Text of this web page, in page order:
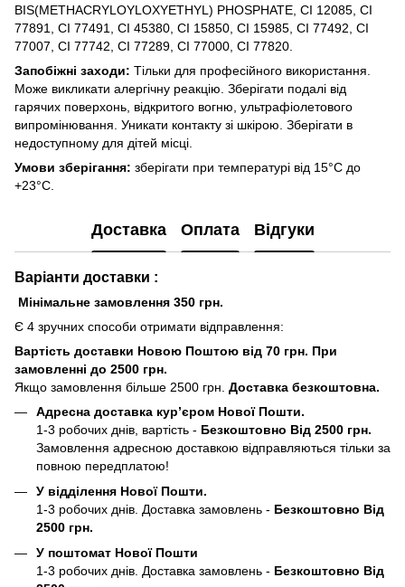
BIS(METHACRYLOYLOXYETHYL) PHOSPHATE, CI 12085, CI
77891, CI 77491, CI 45380, CI 15850, CI 15985, CI 77492, CI
77007, CI 77742, CI 77289, CI 77000, CI 77820.
Запобіжні заходи: Тільки для професійного використання.
Може викликати алергічну реакцію. Зберігати подалі від
гарячих поверхонь, відкритого вогню, ультрафіолетового
випромінювання. Уникати контакту зі шкірою. Зберігати в
недоступному для дітей місці.
Умови зберігання: зберігати при температурі від 15°C до
+23°C.
Доставка Оплата Відгуки
Варіанти доставки :
Мінімальне замовлення 350 грн.
Є 4 зручних способи отримати відправлення:
Вартість доставки Новою Поштою від 70 грн. При
замовленні до 2500 грн.
Якщо замовлення більше 2500 грн. Доставка безкоштовна.
Адресна доставка кур’єром Нової Пошти.
1-3 робочих днів, вартість - Безкоштовно Від 2500 грн.
Замовлення адресною доставкою відправляються тільки за
повною передплатою!
У відділення Нової Пошти.
1-3 робочих днів. Доставка замовлень - Безкоштовно Від
2500 грн.
У поштомат Нової Пошти
1-3 робочих днів. Доставка замовлень - Безкоштовно Від